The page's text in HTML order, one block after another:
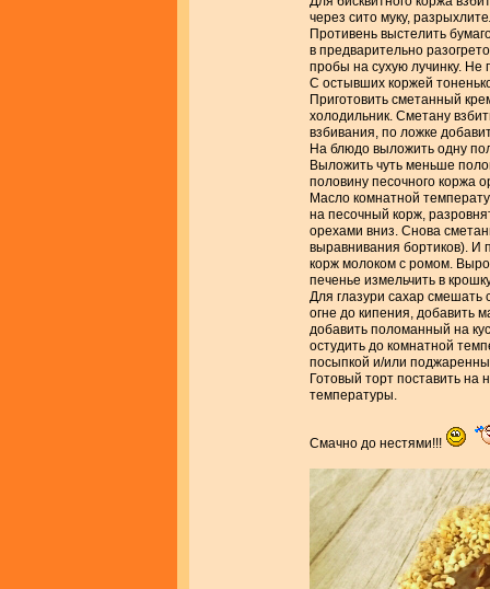
через сито муку,
Противень выстелить
в предварительно
пробы на сухую лучинку. Не
С остывших коржей
Приготовить сметанный
холодильник. Сметану
взбивания, по ложке
На блюдо выложить одну
Выложить чуть меньше
половину песочного коржа
Масло комнатной
на песочный корж,
орехами вниз. Снова
выравнивания бортиков). И
корж молоком с ромом.
печенье измельчить в
Для глазури сахар смешать
огне до кипения, добавить
добавить поломанный на
остудить до комнатной
посыпкой и/или
Готовый торт поставить на
температуры.
Смачно до нестями!!!